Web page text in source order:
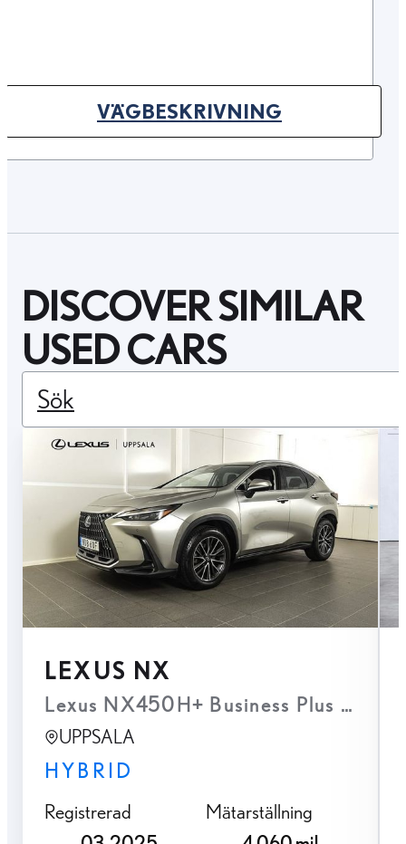
VÄGBESKRIVNING
(OPENS IN NEW TAB)
DISCOVER SIMILAR
USED CARS
Sök
LEXUS NX
Lexus NX450H+ Business Plus Plug-
UPPSALA
HYBRID
Registrerad
Mätarställning